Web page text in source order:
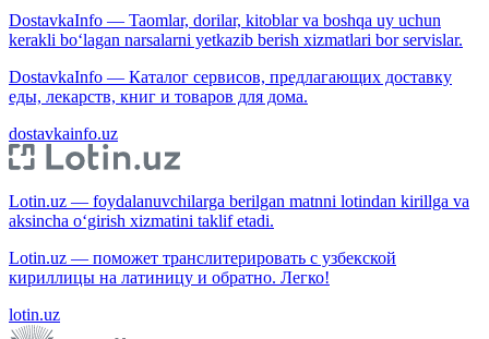
DostavkaInfo — Taomlar, dorilar, kitoblar va boshqa uy uchun
kerakli bo‘lagan narsalarni yetkazib berish xizmatlari bor servislar.
DostavkaInfo — Каталог сервисов, предлагающих доставку
еды, лекарств, книг и товаров для дома.
dostavkainfo.uz
Lotin.uz — foydalanuvchilarga berilgan matnni lotindan kirillga va
aksincha o‘girish xizmatini taklif etadi.
Lotin.uz — поможет транслитерировать с узбекской
кириллицы на латиницу и обратно. Легко!
lotin.uz